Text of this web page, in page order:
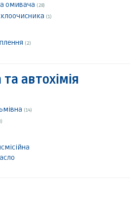
омивача (28)
(1)
(2)
автохімія
(14)